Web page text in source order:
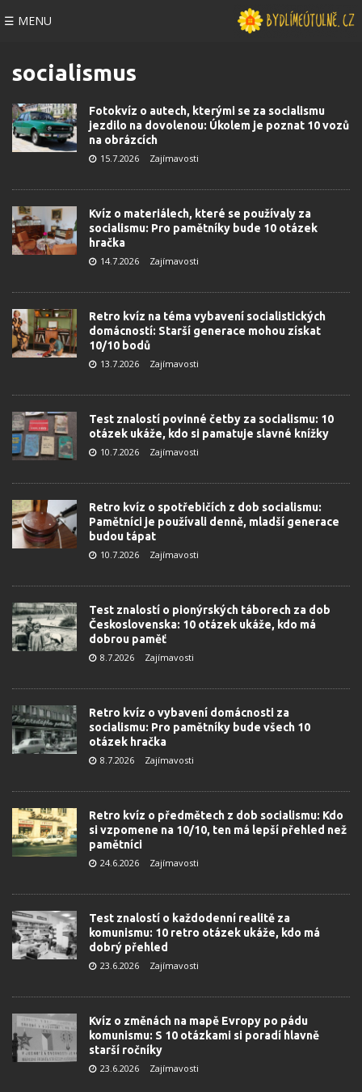
☰ MENU
socialismus
Fotokvíz o autech, kterými se za socialismu
jezdilo na dovolenou: Úkolem je poznat 10 vozů
na obrázcích
15.7.2026 Zajímavosti
Kvíz o materiálech, které se používaly za
socialismu: Pro pamětníky bude 10 otázek
hračka
14.7.2026 Zajímavosti
Retro kvíz na téma vybavení socialistických
domácností: Starší generace mohou získat
10/10 bodů
13.7.2026 Zajímavosti
Test znalostí povinné četby za socialismu: 10
otázek ukáže, kdo si pamatuje slavné knížky
10.7.2026 Zajímavosti
Retro kvíz o spotřebičích z dob socialismu:
Pamětníci je používali denně, mladší generace
budou tápat
10.7.2026 Zajímavosti
Test znalostí o pionýrských táborech za dob
Československa: 10 otázek ukáže, kdo má
dobrou paměť
8.7.2026 Zajímavosti
Retro kvíz o vybavení domácnosti za
socialismu: Pro pamětníky bude všech 10
otázek hračka
8.7.2026 Zajímavosti
Retro kvíz o předmětech z dob socialismu: Kdo
si vzpomene na 10/10, ten má lepší přehled než
pamětníci
24.6.2026 Zajímavosti
Test znalostí o každodenní realitě za
komunismu: 10 retro otázek ukáže, kdo má
dobrý přehled
23.6.2026 Zajímavosti
Kvíz o změnách na mapě Evropy po pádu
komunismu: S 10 otázkami si poradí hlavně
starší ročníky
23.6.2026 Zajímavosti